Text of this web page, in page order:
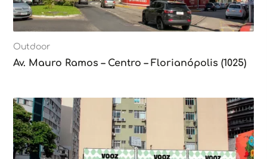
Outdoor
Av. Mauro Ramos – Centro – Florianópolis (1025)